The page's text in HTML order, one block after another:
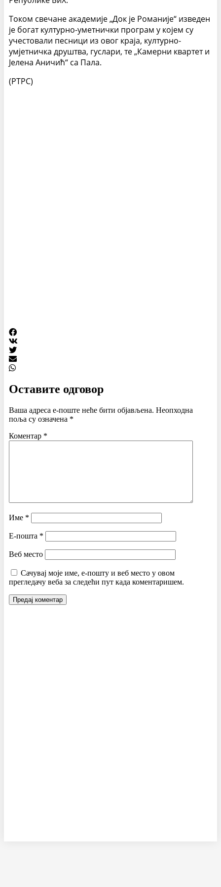
Током свечане академије „Док је Романије“ изведен
је богат културно-уметнички програм у којем су
учестовали песници из овог краја, културно-
умјетничка друштва, гуслари, те „Камерни квартет и
Јелена Аничић“ са Пала.
(РТРС)
Оставите одговор
Ваша адреса е-поште неће бити објављена. Неопходна
поља су означена *
Коментар *
Име *
Е-пошта *
Веб место
Сачувај моје име, е-пошту и веб место у овом
прегледачу веба за следећи пут када коментаришем.